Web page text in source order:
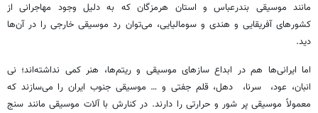
مانند موسیقی بندرعباس و استان هرمزگان که به دلیل وجود مهاجرانی از
کشورهای آفریقایی و هندی و سومالیایی، می‌توان رد موسیقی خارجی را در آن‌ها
دید.
اما ایرانی‌ها هم در ابداع سازهای موسیقی و ریتم‌ها، هنر کمی نداشته‌اند؛ نی
انبان، عود،سرنا، دهل، قلم جفتی و … موسیقی جنوب ایران را می‌سازند که
معمولاً موسیقی پر شور و حرارتی را دارند. در کنارش با آلات موسیقی مانند سنج